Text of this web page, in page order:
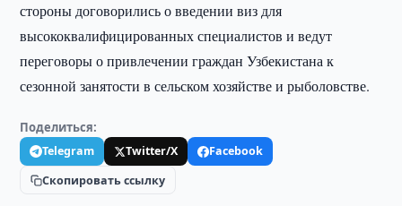
стороны договорились о введении виз для
высококвалифицированных специалистов и ведут
переговоры о привлечении граждан Узбекистана к
сезонной занятости в сельском хозяйстве и рыболовстве.
Поделиться:
Telegram Twitter/X
Facebook
Скопировать ссылку